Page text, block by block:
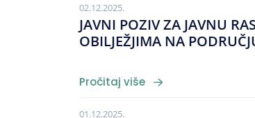
02.12.2025.
JAVNI POZIV ZA JAVNU
OBILJEŽJIMA NA
Pročitaj više
01.12.2025.